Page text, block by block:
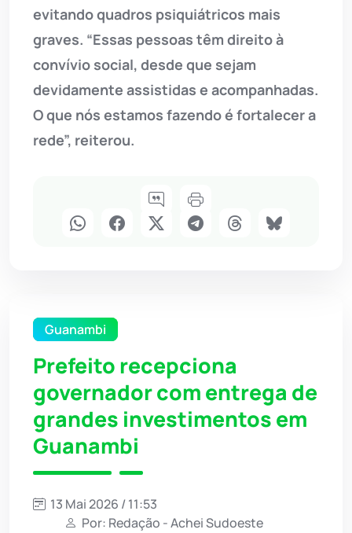
evitando quadros psiquiátricos mais
graves. “Essas pessoas têm direito à
convívio social, desde que sejam
devidamente assistidas e acompanhadas.
O que nós estamos fazendo é fortalecer a
rede”, reiterou.
Guanambi
Prefeito recepciona
governador com entrega de
grandes investimentos em
Guanambi
13 Mai 2026 / 11:53
Por: Redação - Achei Sudoeste